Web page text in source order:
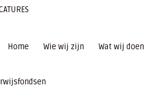
Home Wie wij zijn Wat wij doen